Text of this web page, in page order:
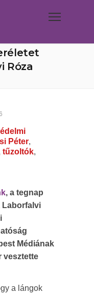
Róza
Péter,
tűzoltók,
, a tegnap
Laborfalvi
Médiának
vesztette
a lángok